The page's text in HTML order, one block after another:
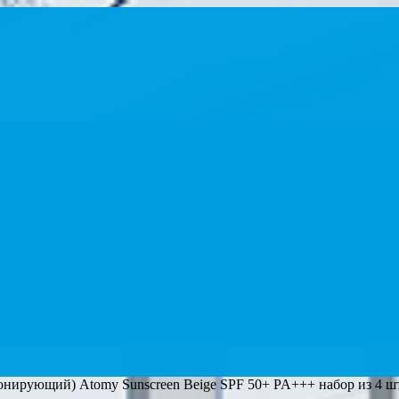
Atomy Sunscreen Beige SPF 50+ PA+++ набор из 4